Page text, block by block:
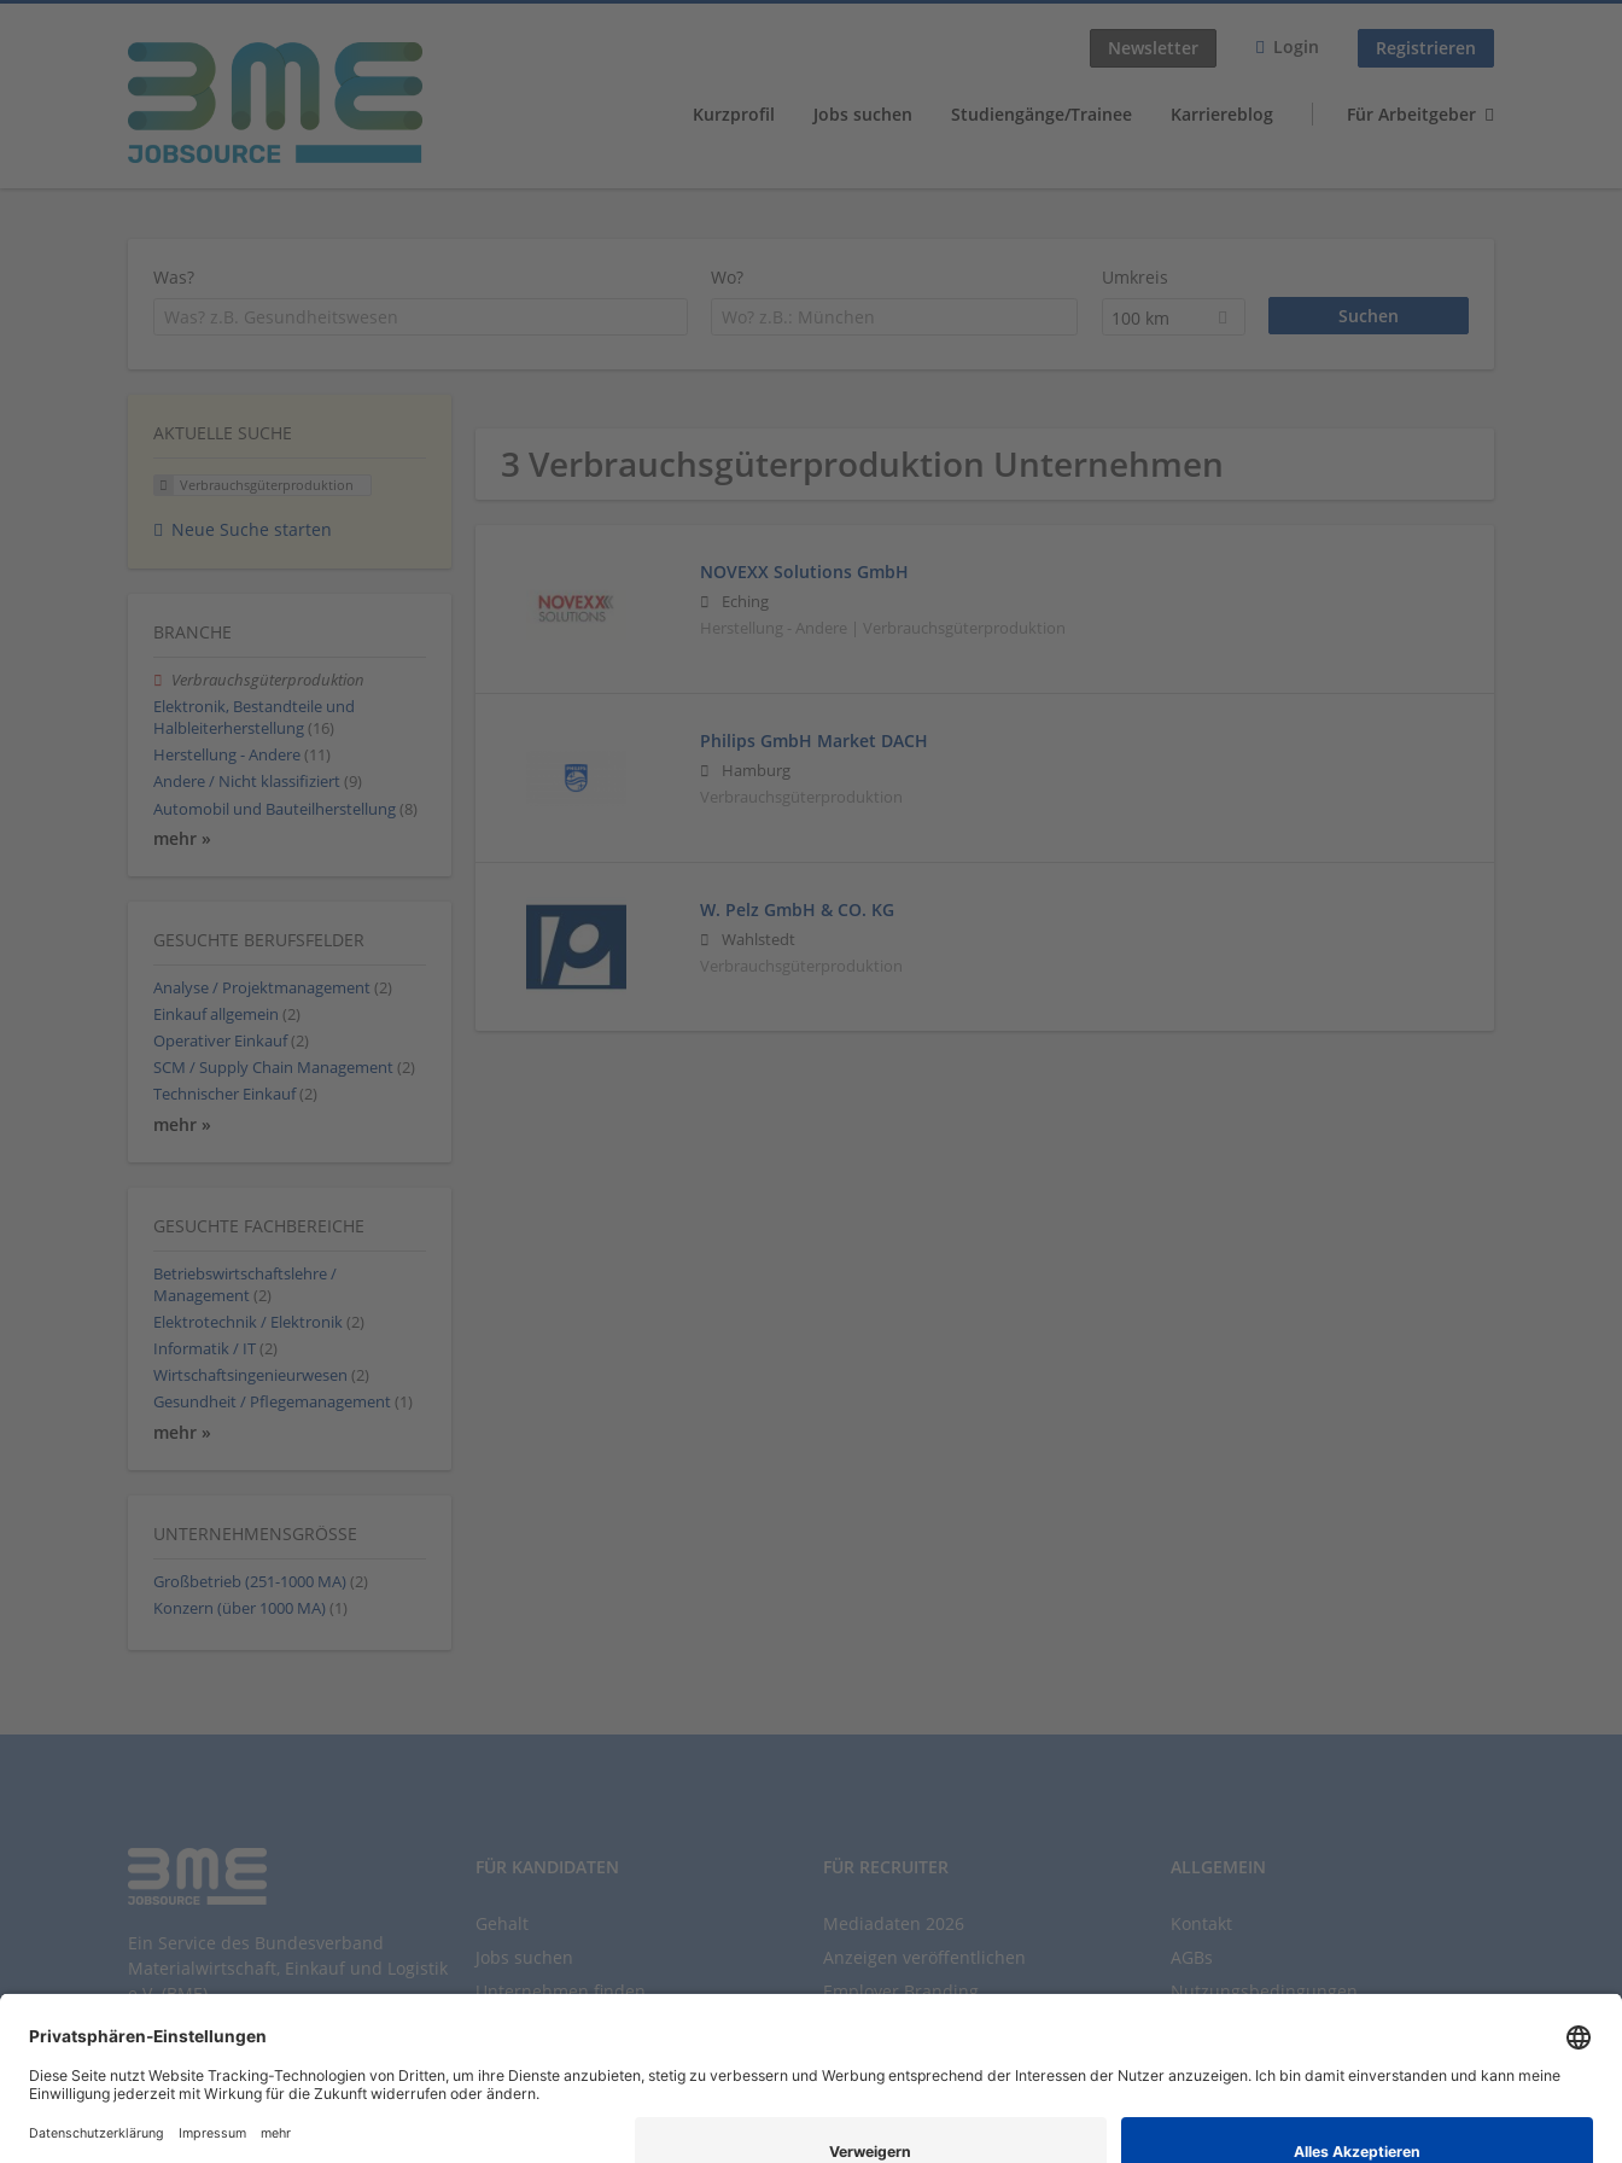
Newsletter Login Registrieren
Kurzprofil Jobs suchen Studiengänge/Trainee Karriereblog Für Arbeitgeber
Was? Wo?
Umkreis
100 km
3 Verbrauchsgüterproduktion Unternehmen
NOVEXX Solutions GmbH
Eching
Herstellung - Andere | Verbrauchsgüterproduktion
Philips GmbH Market DACH
Hamburg
Verbrauchsgüterproduktion
W. Pelz GmbH & CO. KG
Wahlstedt
Verbrauchsgüterproduktion
AKTUELLE SUCHE
Verbrauchsgüterproduktion
Neue Suche starten
BRANCHE
Verbrauchsgüterproduktion
Elektronik, Bestandteile und
Halbleiterherstellung (16)
Herstellung - Andere (11)
Andere / Nicht klassifiziert (9)
Automobil und Bauteilherstellung (8)
mehr »
GESUCHTE BERUFSFELDER
Analyse / Projektmanagement (2)
Einkauf allgemein (2)
Operativer Einkauf (2)
SCM / Supply Chain Management (2)
Technischer Einkauf (2)
mehr »
GESUCHTE FACHBEREICHE
Betriebswirtschaftslehre /
Management (2)
Elektrotechnik / Elektronik (2)
Informatik / IT (2)
Wirtschaftsingenieurwesen (2)
Gesundheit / Pflegemanagement (1)
mehr »
UNTERNEHMENSGRÖSSE
Großbetrieb (251-1000 MA) (2)
Konzern (über 1000 MA) (1)
Ein Service des Bundesverband
Materialwirtschaft, Einkauf und Logistik
e.V. (BME)
FÜR KANDIDATEN
Gehalt
Jobs suchen
Unternehmen finden
FÜR RECRUITER
Mediadaten 2026
Anzeigen veröffentlichen
Employer Branding
ALLGEMEIN
Kontakt
AGBs
Nutzungsbedingungen